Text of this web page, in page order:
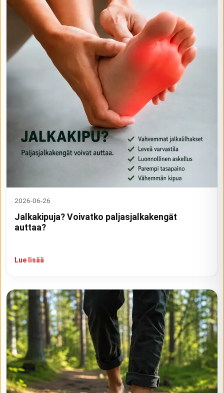
2026-06-26
Jalkakipuja? Voivatko paljasjalkakengät
auttaa?
Lue lisää